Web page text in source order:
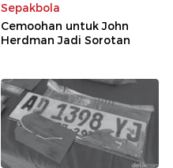
Sepakbola
Cemoohan untuk John
Herdman Jadi Sorotan